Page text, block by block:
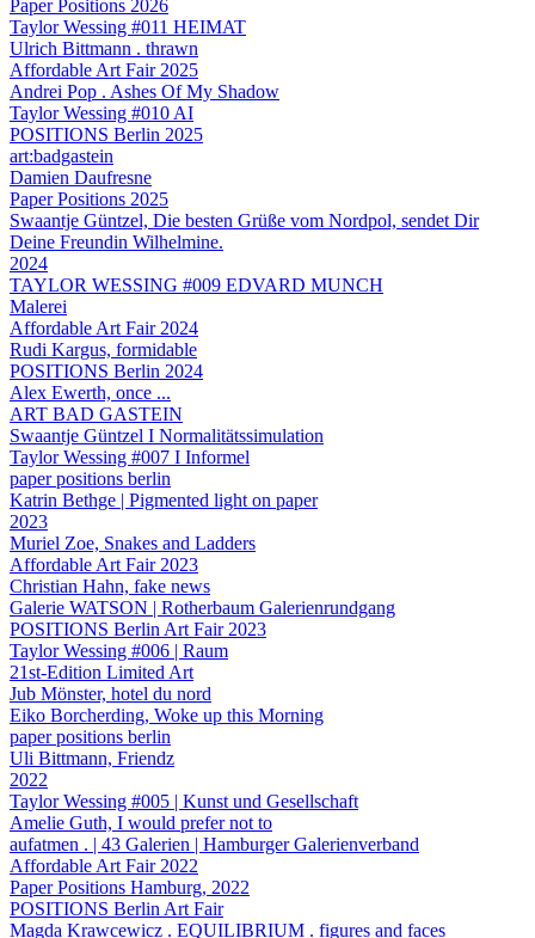
Paper Positions 2026
Taylor Wessing #011 HEIMAT
Ulrich Bittmann . thrawn
Affordable Art Fair 2025
Andrei Pop . Ashes Of My Shadow
Taylor Wessing #010 AI
POSITIONS Berlin 2025
art:badgastein
Damien Daufresne
Paper Positions 2025
Swaantje Güntzel, Die besten Grüße vom Nordpol, sendet Dir
Deine Freundin Wilhelmine.
2024
TAYLOR WESSING #009 EDVARD MUNCH
Malerei
Affordable Art Fair 2024
Rudi Kargus, formidable
POSITIONS Berlin 2024
Alex Ewerth, once ...
ART BAD GASTEIN
Swaantje Güntzel I Normalitätssimulation
Taylor Wessing #007 I Informel
paper positions berlin
Katrin Bethge | Pigmented light on paper
2023
Muriel Zoe, Snakes and Ladders
Affordable Art Fair 2023
Christian Hahn, fake news
Galerie WATSON | Rotherbaum Galerienrundgang
POSITIONS Berlin Art Fair 2023
Taylor Wessing #006 | Raum
21st-Edition Limited Art
Jub Mönster, hotel du nord
Eiko Borcherding, Woke up this Morning
paper positions berlin
Uli Bittmann, Friendz
2022
Taylor Wessing #005 | Kunst und Gesellschaft
Amelie Guth, I would prefer not to
aufatmen . | 43 Galerien | Hamburger Galerienverband
Affordable Art Fair 2022
Paper Positions Hamburg, 2022
POSITIONS Berlin Art Fair
Magda Krawcewicz . EQUILIBRIUM . figures and faces